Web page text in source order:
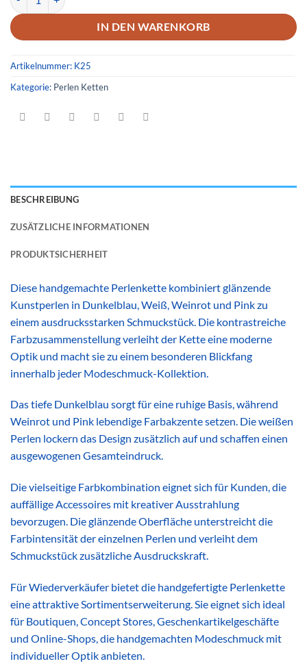
IN DEN WARENKORB
Artikelnummer: K25
Kategorie: Perlen Ketten
BESCHREIBUNG
ZUSÄTZLICHE INFORMATIONEN
PRODUKTSICHERHEIT
Diese handgemachte Perlenkette kombiniert glänzende
Kunstperlen in Dunkelblau, Weiß, Weinrot und Pink zu
einem ausdrucksstarken Schmuckstück. Die kontrastreiche
Farbzusammenstellung verleiht der Kette eine moderne
Optik und macht sie zu einem besonderen Blickfang
innerhalb jeder Modeschmuck-Kollektion.
Das tiefe Dunkelblau sorgt für eine ruhige Basis, während
Weinrot und Pink lebendige Farbakzente setzen. Die weißen
Perlen lockern das Design zusätzlich auf und schaffen einen
ausgewogenen Gesamteindruck.
Die vielseitige Farbkombination eignet sich für Kunden, die
auffällige Accessoires mit kreativer Ausstrahlung
bevorzugen. Die glänzende Oberfläche unterstreicht die
Farbintensität der einzelnen Perlen und verleiht dem
Schmuckstück zusätzliche Ausdruckskraft.
Für Wiederverkäufer bietet die handgefertigte Perlenkette
eine attraktive Sortimentserweiterung. Sie eignet sich ideal
für Boutiquen, Concept Stores, Geschenkartikelgeschäfte
und Online-Shops, die handgemachten Modeschmuck mit
individueller Optik anbieten.